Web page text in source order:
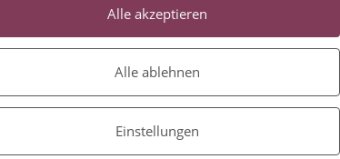
Alle akzeptieren
Alle ablehnen
Einstellungen